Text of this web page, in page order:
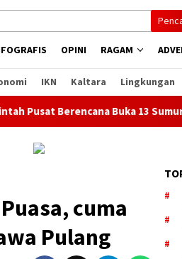
OPINI RAGAM
IKN Kaltara Lingkungan
Berencana Buka 13 Sumur Migas
cuma
Pulang